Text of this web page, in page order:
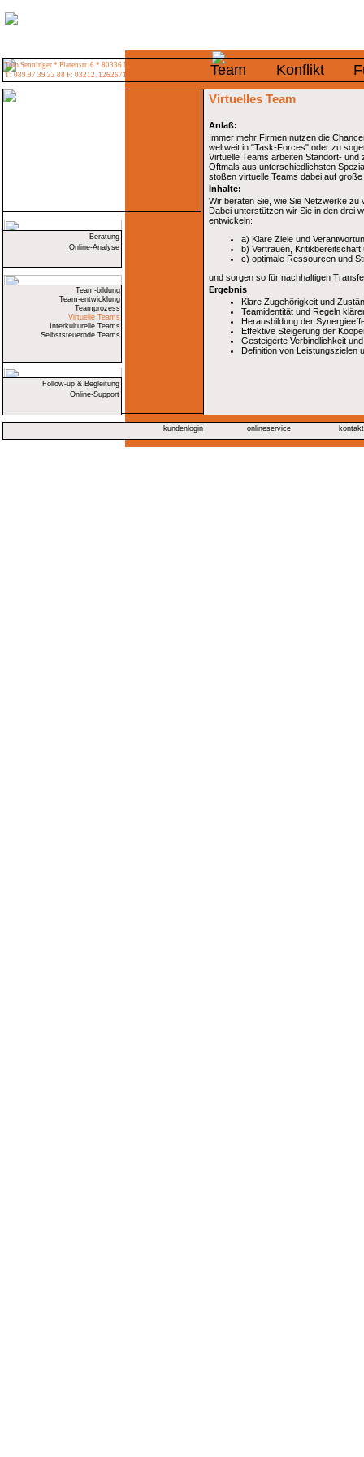
Tom Senninger * Platenstr. 6 * 80336 München
T: 089.97 39 22 88 F: 03212. 1262671
Team Konflikt
Virtuelles Team
Anlaß:
Immer mehr Firmen nutzen die
weltweit in "Task-Forces" oder zu
Virtuelle Teams arbeiten Standort-
Oftmals aus unterschiedlichsten
stoßen virtuelle Teams dabei auf
Inhalte:
Wir beraten Sie, wie Sie Netzwerke zu
Dabei unterstützen wir Sie in den drei
entwickeln:
a) Klare Ziele und
b) Vertrauen,
c) optimale Ressourcen und
und sorgen so für nachhaltigen
Ergebnis
Klare Zugehörigkeit und
Teamidentität und Regeln
Herausbildung der
Effektive Steigerung der
Gesteigerte Verbindlichkeit
Definition von Leistungszielen
Beratung
Online-Analyse
Team-bildung
Team-entwicklung
Teamprozess
Virtuelle Teams
Interkulturelle Teams
Selbststeuernde Teams
Follow-up & Begleitung
Online-Support
kundenlogin onlineservice